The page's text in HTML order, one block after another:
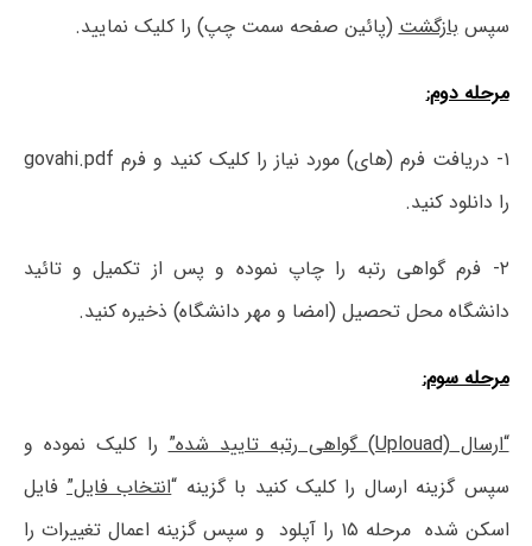
سپسبازگشت(پائین صفحه سمت چپ) را کلیک نمایید.
مرحله دوم:
۱- دریافت فرم (های) مورد نیاز را کلیک کنید و فرم
govahi.pdf
را دانلود کنید.
۲- فرم گواهی رتبه را چاپ نموده و پس از تکمیل و تائید
دانشگاه محل تحصیل (امضا و مهر دانشگاه) ذخیره کنید.
مرحله سوم:
“ارسال(Uplouad)گواهی رتبه تایید شده”را کلیک نموده و
سپس گزینه ارسال را کلیک کنید با گزینه “انتخاب فایل” فایل
اسکن شده مرحله ۱۵ را آپلود و سپس گزینه اعمال تغییرات را